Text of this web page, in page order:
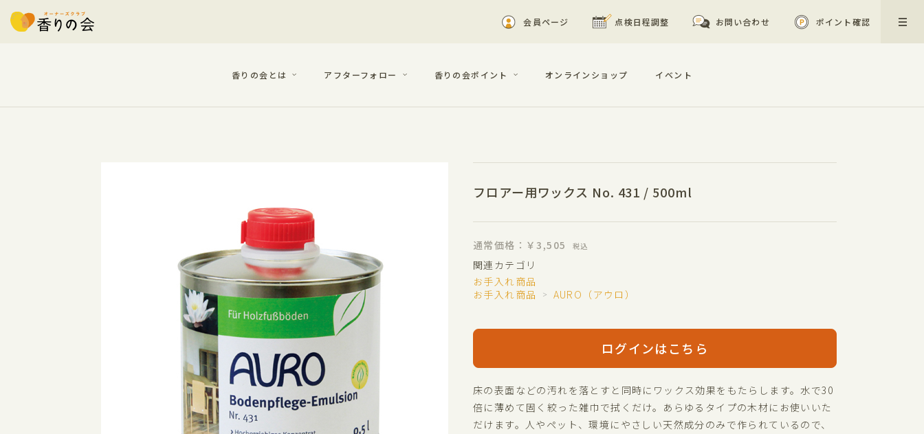
会員ページ 点検日程調整 お問い合わせ ポイント確認
香りの会とは アフターフォロー 香りの会ポイント オンラインショップ イベント
フロアー用ワックス No. 431 / 500ml
通常価格：￥3,505 税込
関連カテゴリ
お手入れ商品
お手入れ商品
＞ AURO（アウロ）
ログインはこちら
床の表面などの汚れを落とすと同時にワックス効果をもたらします。水で30
倍に薄めて固く絞った雑巾で拭くだけ。あらゆるタイプの木材にお使いいた
だけます。人やペット、環境にやさしい天然成分のみで作られているので、